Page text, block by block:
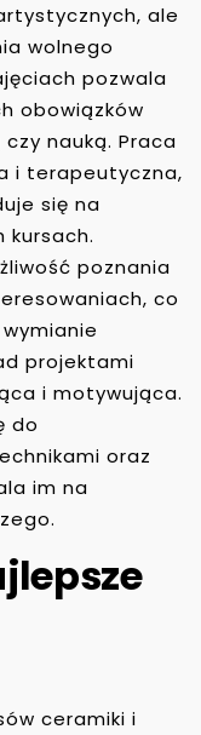
ale
wolnego
pozwala
obowiązków
nauką. Praca
i terapeutyczna,
się na
poznania
co
projektami
i motywująca.
do
oraz
im na
ceramiki i